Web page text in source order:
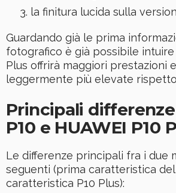
la finitura lucida sulla
Guardando già le prima
fotografico è già possibile intuire
Plus offrirà maggiori prestazioni
leggermente più elevate rispetto
Principali differenze
P10 e HUAWEI P10
Le differenze principali fra i due
seguenti (prima caratteristica del
caratteristica P10 Plus):